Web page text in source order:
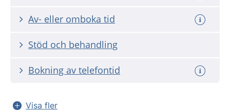
Av- eller omboka tid
Stöd och behandling
Bokning av telefontid
Visa fler